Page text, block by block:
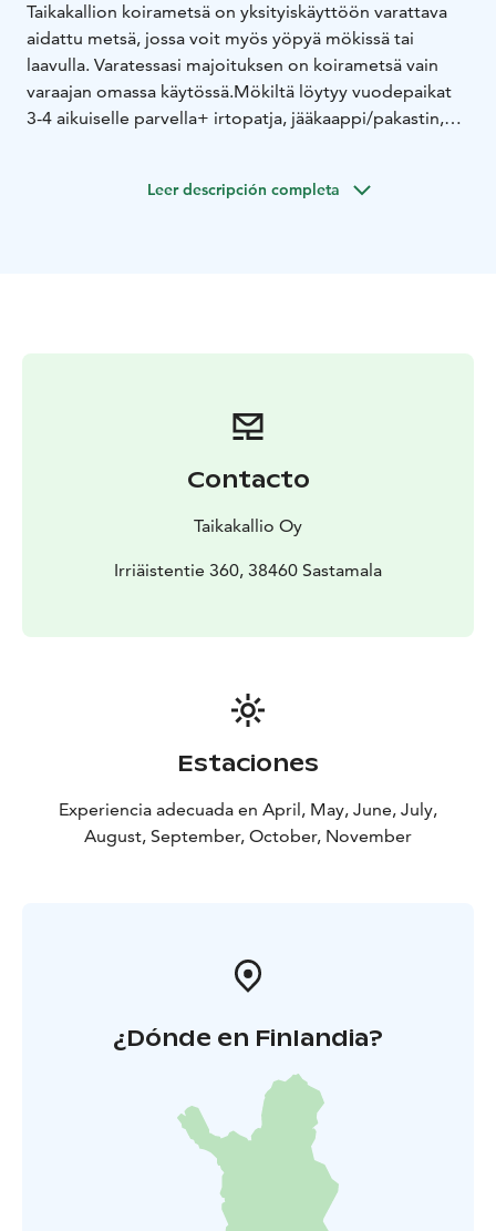
Taikakallion koirametsä on yksityiskäyttöön varattava
aidattu metsä, jossa voit myös yöpyä mökissä tai
laavulla. Varatessasi majoituksen on koirametsä vain
varaajan omassa käytössä.Mökiltä löytyy vuodepaikat
3-4 aikuiselle parvella+ irtopatja, jääkaappi/pakastin,
kaasugrilli. Sauna on varauksen yhteydessä vapaasti
Leer descripción completa
Contacto
Taikakallio Oy
Irriäistentie 360, 38460 Sastamala
Estaciones
Experiencia adecuada en April, May, June, July,
August, September, October, November
¿Dónde en Finlandia?